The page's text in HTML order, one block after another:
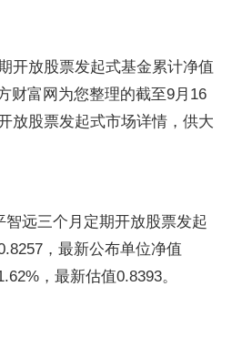
开放股票发起式基金累计净值
财富网为您整理的截至9月16
放股票发起式市场详情，供大
智远三个月定期开放股票发起
，最新公布单位净值
，最新估值0.8393。